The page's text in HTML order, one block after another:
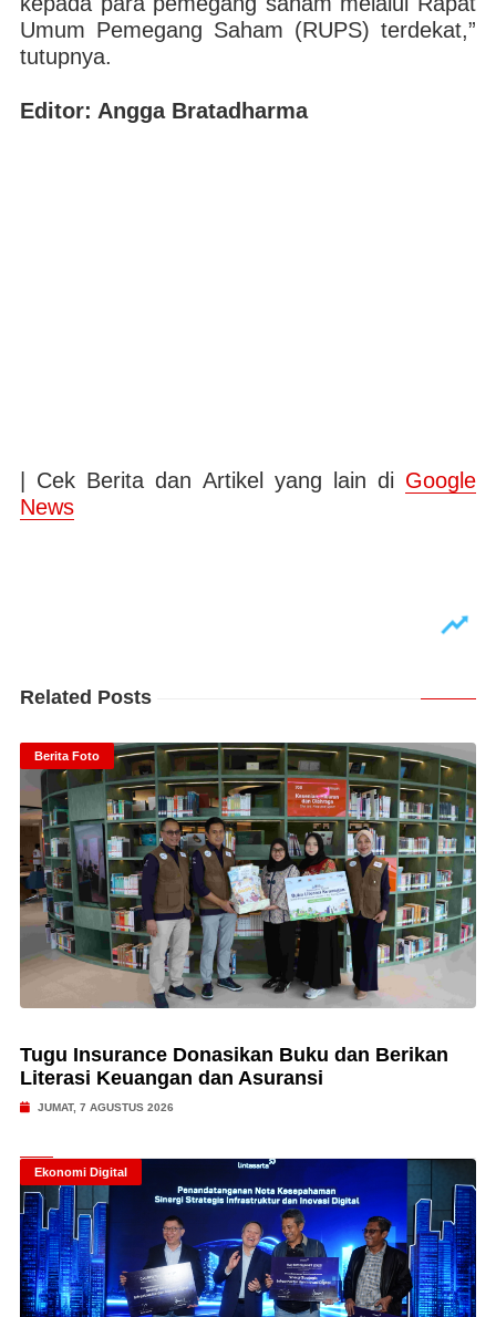
Umum Pemegang Saham (RUPS) terdekat,”
tutupnya.
Editor: Angga Bratadharma
| Cek Berita dan Artikel yang lain di Google
News
Related Posts
Berita Foto
Tugu Insurance Donasikan Buku dan Berikan
Literasi Keuangan dan Asuransi
JUMAT, 7 AGUSTUS 2026
Ekonomi Digital